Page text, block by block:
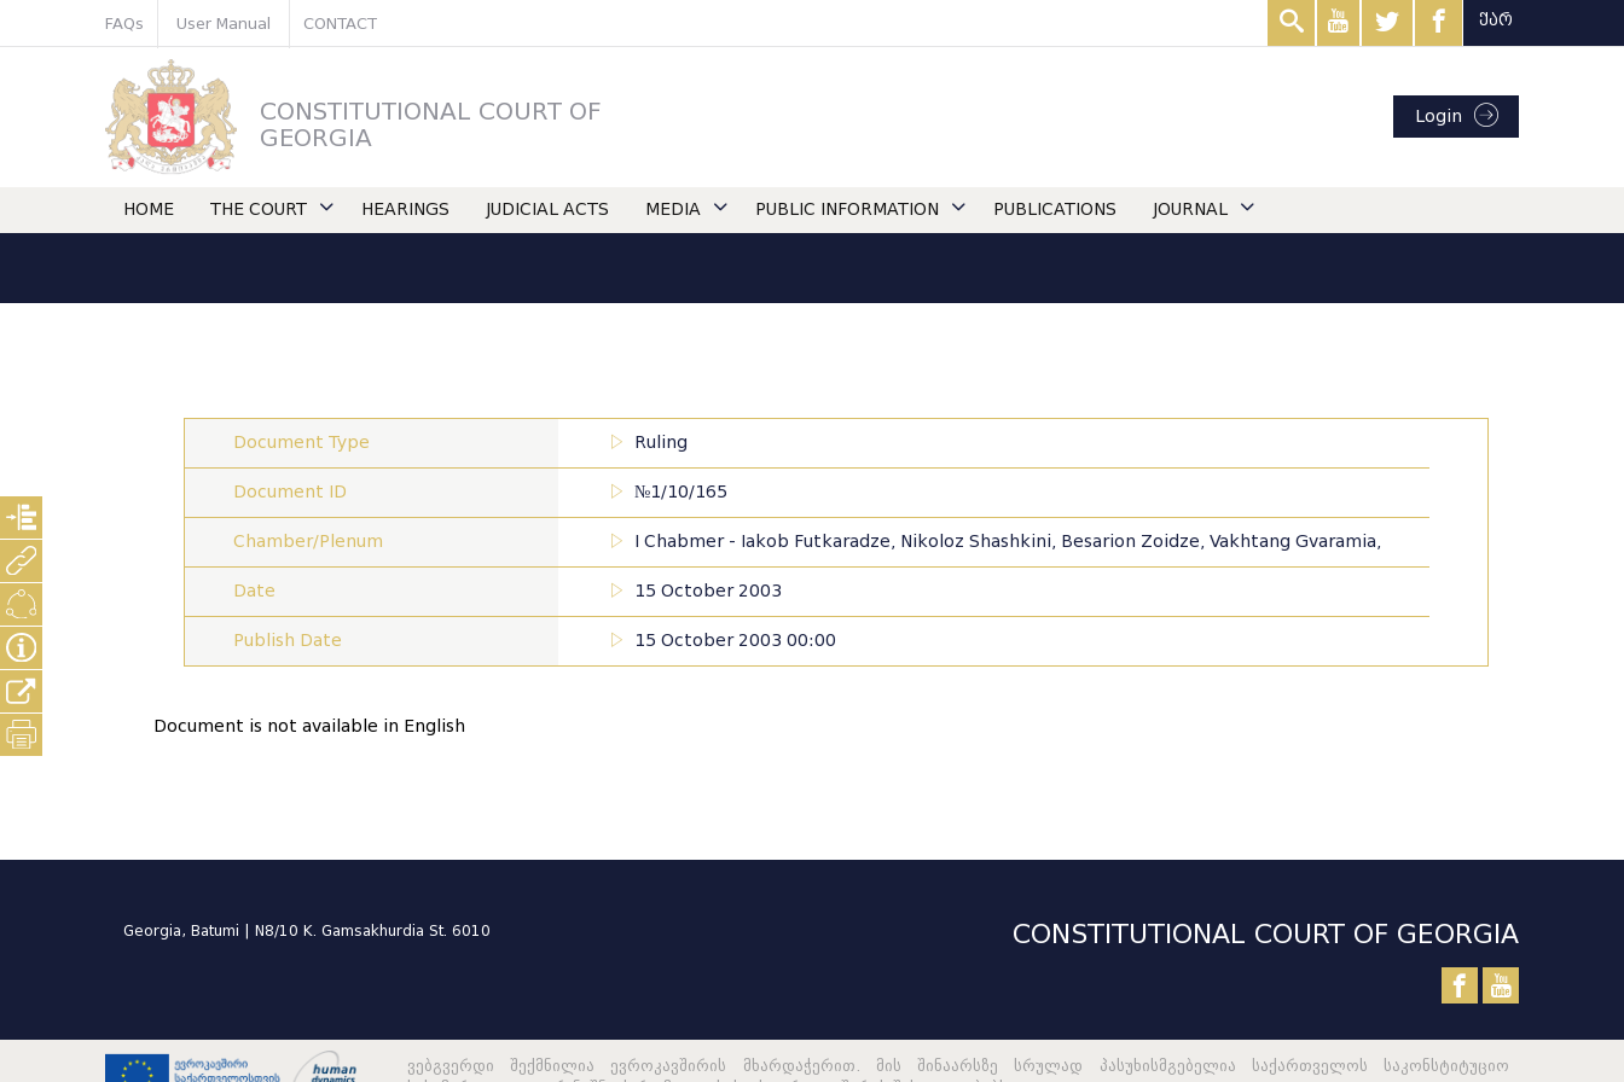
FAQs User Manual CONTACT ქარ
CONSTITUTIONAL COURT OF
GEORGIA
Login
HOME THE COURT HEARINGS JUDICIAL ACTS MEDIA PUBLIC INFORMATION PUBLICATIONS JOURNAL
Document Type Ruling
Document ID №1/10/165
Chamber/Plenum I Chabmer - Iakob Futkaradze, Nikoloz Shashkini, Besarion Zoidze, Vakhtang Gvaramia,
Date 15 October 2003
Publish Date 15 October 2003 00:00
Document is not available in English
Georgia, Batumi | N8/10 K. Gamsakhurdia St. 6010 CONSTITUTIONAL COURT OF GEORGIA
ვებგვერდი შექმნილია ევროკავშირის მხარდაჭერით. მის შინაარსზე სრულად პასუხისმგებელია საქართველოს საკონსტიტუციო